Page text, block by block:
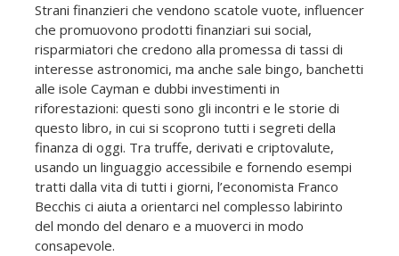
Strani finanzieri che vendono scatole vuote, influencer
che promuovono prodotti finanziari sui social,
risparmiatori che credono alla promessa di tassi di
interesse astronomici, ma anche sale bingo, banchetti
alle isole Cayman e dubbi investimenti in
riforestazioni: questi sono gli incontri e le storie di
questo libro, in cui si scoprono tutti i segreti della
finanza di oggi. Tra truffe, derivati e criptovalute,
usando un linguaggio accessibile e fornendo esempi
tratti dalla vita di tutti i giorni, l’economista Franco
Becchis ci aiuta a orientarci nel complesso labirinto
del mondo del denaro e a muoverci in modo
consapevole.